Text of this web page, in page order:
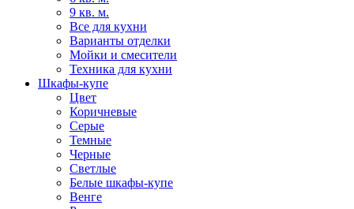
9 кв. м.
Все для кухни
Варианты отделки
Мойки и смесители
Техника для кухни
Шкафы-купе
Цвет
Коричневые
Серые
Темные
Черные
Светлые
Белые шкафы-купе
Венге